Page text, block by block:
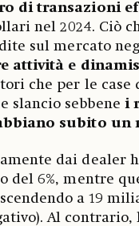
di transazioni
nel 2024. Ciò
sul mercato
attività e
che per le case
slancio sebbene i
subito un
dai dealer
del 6%, mentre
a 19
Al